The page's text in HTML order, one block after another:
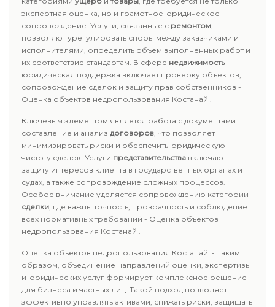
экспертная оценка, но и грамотное юридическое
сопровождение. Услуги, связанные с ремонтом,
позволяют урегулировать споры между заказчиками и
исполнителями, определить объем выполненных работ и
их соответствие стандартам. В сфере недвижимость
юридическая поддержка включает проверку объектов,
сопровождение сделок и защиту прав собственников -
Оценка объектов недропользования Костанай .
Ключевым элементом является работа с документами:
составление и анализ договоров, что позволяет
минимизировать риски и обеспечить юридическую
чистоту сделок. Услуги представительства включают
защиту интересов клиента в государственных органах и
судах, а также сопровождение сложных процессов.
Особое внимание уделяется сопровождению категории
сделки, где важны точность, прозрачность и соблюдение
всех нормативных требований - Оценка объектов
недропользования Костанай .
Оценка объектов недропользования Костанай - Таким
образом, объединение направлений оценки, экспертизы
и юридических услуг формирует комплексное решение
для бизнеса и частных лиц. Такой подход позволяет
эффективно управлять активами, снижать риски, защищать